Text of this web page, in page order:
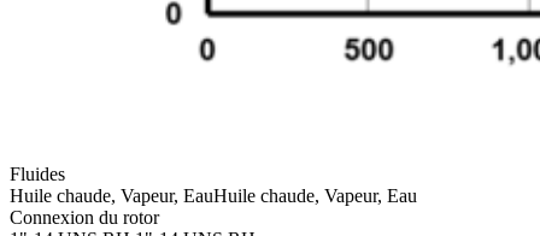
Fluides
Huile chaude, Vapeur, EauHuile chaude, Vapeur, Eau
Connexion du rotor